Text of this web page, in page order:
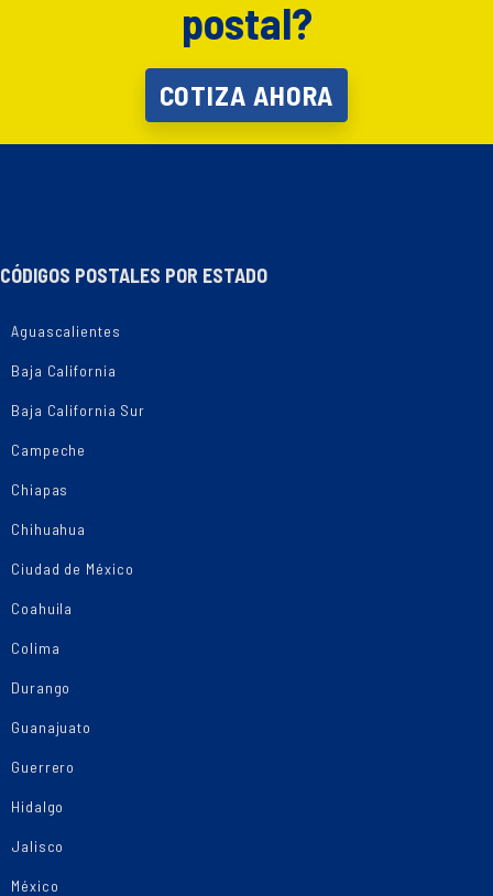
postal?
COTIZA AHORA
CÓDIGOS POSTALES POR ESTADO
Aguascalientes
Baja California
Baja California Sur
Campeche
Chiapas
Chihuahua
Ciudad de México
Coahuila
Colima
Durango
Guanajuato
Guerrero
Hidalgo
Jalisco
México